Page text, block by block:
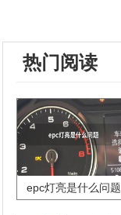
热门阅读
epc灯亮是什么问题